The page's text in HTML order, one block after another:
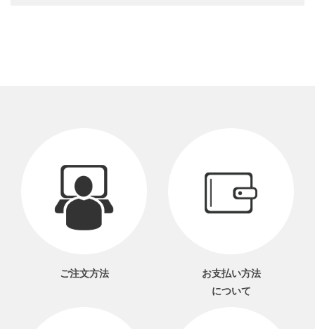
ご注文方法
お支払い方法
について